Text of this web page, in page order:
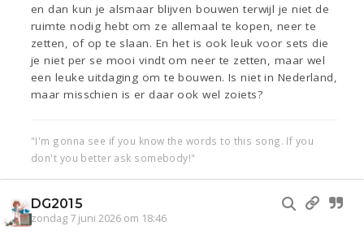
en dan kun je alsmaar blijven bouwen terwijl je niet de
ruimte nodig hebt om ze allemaal te kopen, neer te
zetten, of op te slaan. En het is ook leuk voor sets die
je niet per se mooi vindt om neer te zetten, maar wel
een leuke uitdaging om te bouwen. Is niet in Nederland,
maar misschien is er daar ook wel zoiets?
"I'm gonna see if you know the words to this song. If you
don't you better ask somebody!"
DG2015
zondag 7 juni 2026 om 18:46